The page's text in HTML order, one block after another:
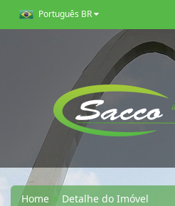
Português BR
Home Detalhe do Imóvel